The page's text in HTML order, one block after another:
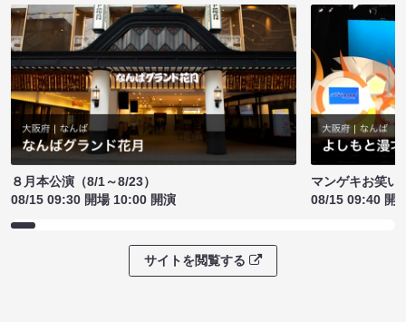
８月本公演（8/1～8/23）
08/15 09:30 開場 10:00 開演
マンゲキお笑い
08/15 09:40 開
サイトを閲覧する